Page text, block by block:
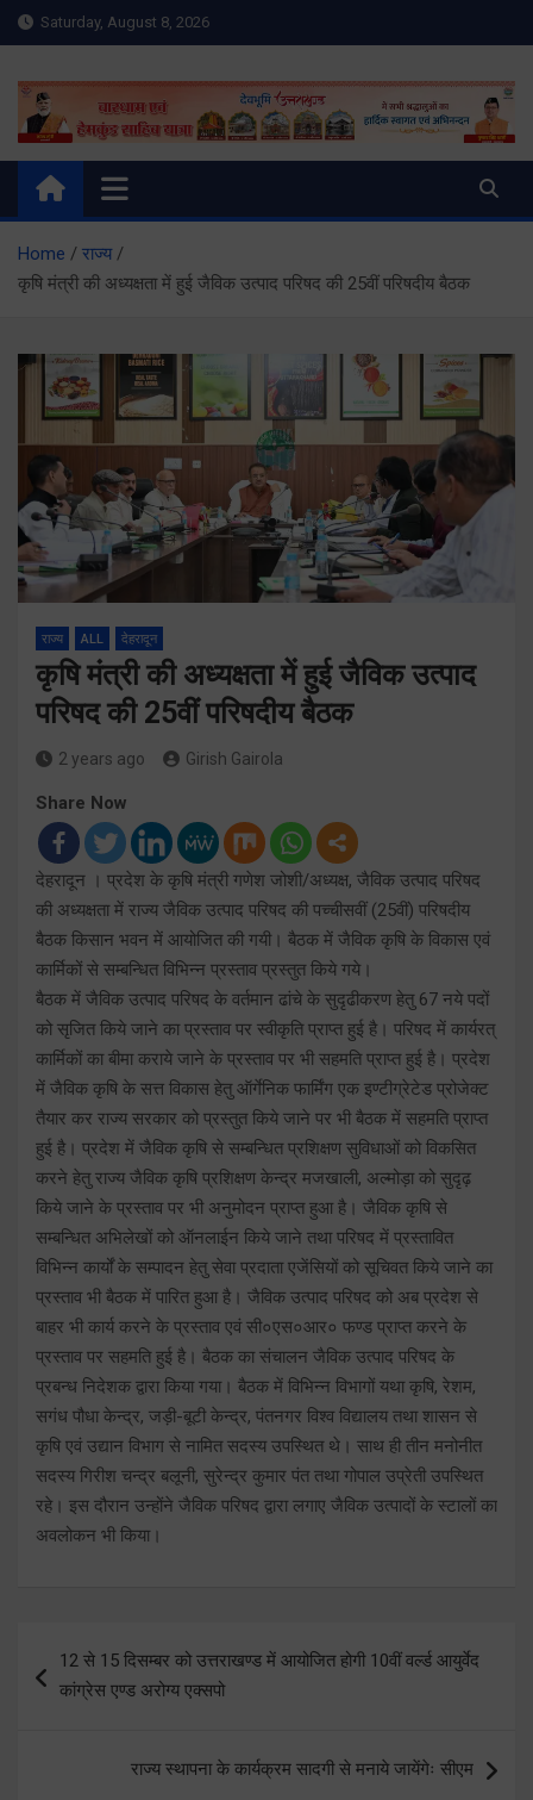
Skip
to
Saturday, August 8, 2026
Meru Raibar | Uttarakhand
News | Uttarkashi News
meruraibar.com
Home
राज्य
कृषि मंत्री की अध्यक्षता में हुई जैविक उत्पाद परिषद की 25वीं परिषदीय बैठक
राज्य ALL देहरादून
कृषि मंत्री की अध्यक्षता में हुई जैविक उत्पाद
परिषद की 25वीं परिषदीय बैठक
2 years ago Girish Gairola
Share Now
देहरादून । प्रदेश के कृषि मंत्री गणेश जोशी/अध्यक्ष, जैविक उत्पाद परिषद
की अध्यक्षता में राज्य जैविक उत्पाद परिषद की पच्चीसवीं (25वीं) परिषदीय
बैठक किसान भवन में आयोजित की गयी। बैठक में जैविक कृषि के विकास एवं
कार्मिकों से सम्बन्धित विभिन्न प्रस्ताव प्रस्तुत किये गये।
बैठक में जैविक उत्पाद परिषद के वर्तमान ढांचे के सुदृढीकरण हेतु 67 नये पदों
को सृजित किये जाने का प्रस्ताव पर स्वीकृति प्राप्त हुई है। परिषद में कार्यरत्
कार्मिकों का बीमा कराये जाने के प्रस्ताव पर भी सहमति प्राप्त हुई है। प्रदेश
में जैविक कृषि के सत्त विकास हेतु ऑर्गेनिक फार्मिंग एक इण्टीग्रेटेड प्रोजेक्ट
तैयार कर राज्य सरकार को प्रस्तुत किये जाने पर भी बैठक में सहमति प्राप्त
हुई है। प्रदेश में जैविक कृषि से सम्बन्धित प्रशिक्षण सुविधाओं को विकसित
करने हेतु राज्य जैविक कृषि प्रशिक्षण केन्द्र मजखाली, अल्मोड़ा को सुदृढ़
किये जाने के प्रस्ताव पर भी अनुमोदन प्राप्त हुआ है। जैविक कृषि से
सम्बन्धित अभिलेखों को ऑनलाईन किये जाने तथा परिषद में प्रस्तावित
विभिन्न कार्यों के सम्पादन हेतु सेवा प्रदाता एजेंसियों को सूचिवत किये जाने का
प्रस्ताव भी बैठक में पारित हुआ है। जैविक उत्पाद परिषद को अब प्रदेश से
बाहर भी कार्य करने के प्रस्ताव एवं सी०एस०आर० फण्ड प्राप्त करने के
प्रस्ताव पर सहमति हुई है। बैठक का संचालन जैविक उत्पाद परिषद के
प्रबन्ध निदेशक द्वारा किया गया। बैठक में विभिन्न विभागों यथा कृषि, रेशम,
सगंध पौधा केन्द्र, जड़ी-बूटी केन्द्र, पंतनगर विश्व विद्यालय तथा शासन से
कृषि एवं उद्यान विभाग से नामित सदस्य उपस्थित थे। साथ ही तीन मनोनीत
सदस्य गिरीश चन्द्र बलूनी, सुरेन्द्र कुमार पंत तथा गोपाल उप्रेती उपस्थित
रहे। इस दौरान उन्होंने जैविक परिषद द्वारा लगाए जैविक उत्पादों के स्टालों का
अवलोकन भी किया।
navigation
12 से 15 दिसम्बर को उत्तराखण्ड में आयोजित होगी 10वीं वर्ल्ड आयुर्वेद
कांग्रेस एण्ड अरोग्य एक्सपो
राज्य स्थापना के कार्यक्रम सादगी से मनाये जायेंगेः सीएम